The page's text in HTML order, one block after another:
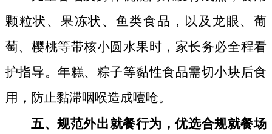
颗粒状、果冻状、鱼类食品，以及龙眼、葡
萄、樱桃等带核小圆水果时，家长务必全程看
护指导。年糕、粽子等黏性食品需切小块后食
用，防止黏滞咽喉造成噎呛。
五、规范外出就餐行为，优选合规就餐场